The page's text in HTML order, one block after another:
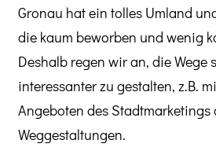
Gronau hat ein tolles Umland
die kaum beworben und wenig
Deshalb regen wir an, die Wege
interessanter zu gestalten, z.B.
Angeboten des Stadtmarketings
Weggestaltungen.